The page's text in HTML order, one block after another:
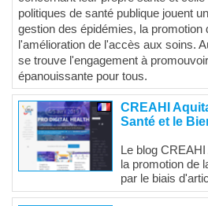
politiques de santé publique jouent
gestion des épidémies, la
l'amélioration de l'accès aux soins.
se trouve l'engagement à
épanouissante pour tous.
CREAHI
Santé et le
Le blog
la promotion de
par le biais